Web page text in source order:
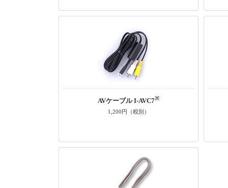
AVケーブル I-AVC7※
1,200円（税別）